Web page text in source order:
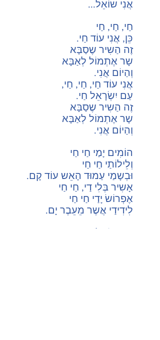
אֲנִי שוֹאֵל...
חַי, חַי, חַי
כֵּן, אֲנִי עוֹד חַי.
זֶה הַשִיר שֶסַבָּא
שָר אֶתְמוֹל לְאַבָּא
וְהַיוֹם אֲנִי.
אֲנִי עוֹד חַי, חַי, חַי,
עַם יִשְׂרָאֵל חַי.
זֶה הַשִיר שֶסַבָּא
שָר אֶתְמוֹל לְאַבָּא
וְהַיוֹם אֲנִי.
הוֹמִים יָמַי חַי חַי
וְלֵילוֹתַי חַי חַי
וּבְשָמַי עַמוּד הָאֵש עוֹד קָם.
אָשִיר בְּלִי דַי, חַי חַי
אֶפְרוֹשׂ יָדַי חַי חַי
לִידִידַי אֲשֶר מֵעֵבֶר יָם.